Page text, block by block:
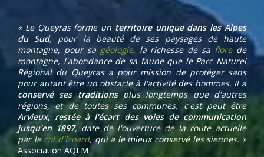
« Le Queyras forme un territoire unique dans les Alpes
du Sud, pour la beauté de ses paysages de haute
montagne, pour sa géologie, la richesse de sa florede
montagne, l'abondance de sa faune que le Parc Naturel
Régional du Queyras a pour mission de protéger sans
pour autant être un obstacle à l'activité des hommes. Il a
conservé ses traditionsplus longtemps que d'autres
régions, et de toutes ses communes, c'est peut être
Arvieux, restée à l'écart des voies de communication
jusqu'en 1897, date de l'ouverture de la route actuelle
par le col d'Izoard, qui a le mieux conservé les siennes. »
Association AQLM